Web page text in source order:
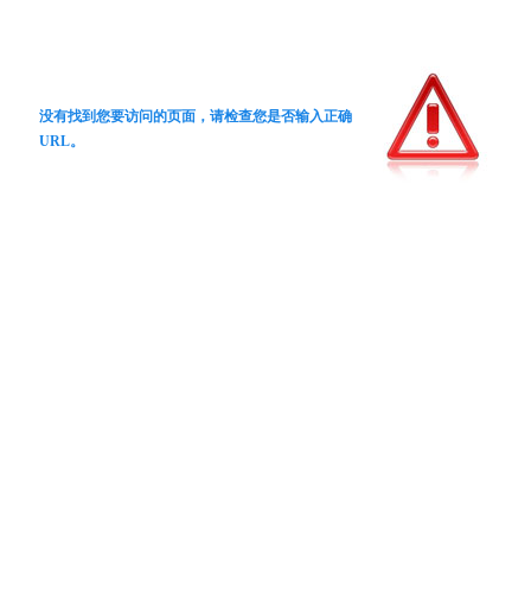
没有找到您要访问的页面，请检查您是否输入正确
URL。